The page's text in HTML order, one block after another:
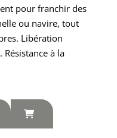
pour franchir des
ou navire, tout
Libération
à la